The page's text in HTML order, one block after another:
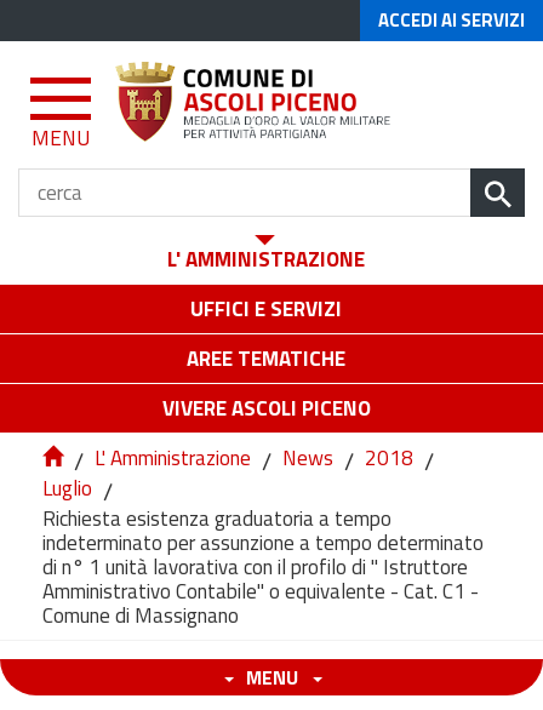
ACCEDI AI SERVIZI
MENU
L' AMMINISTRAZIONE
UFFICI E SERVIZI
AREE TEMATICHE
VIVERE ASCOLI PICENO
/ L' Amministrazione / News / 2018 /
Luglio /
Richiesta esistenza graduatoria a tempo
indeterminato per assunzione a tempo determinato
di n° 1 unità lavorativa con il profilo di " Istruttore
Amministrativo Contabile" o equivalente - Cat. C1 -
Comune di Massignano
MENU